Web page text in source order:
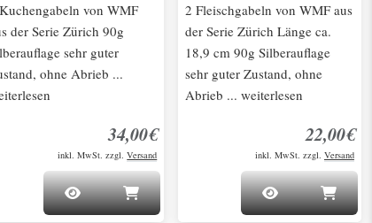
von WMF
der Serie Zürich 90g
sehr guter
ohne Abrieb ...
34,00€
inkl. MwSt. zzgl.Versand
2 Fleischgabeln von WMF aus
der Serie Zürich Länge ca.
18,9 cm 90g Silberauflage
sehr guter Zustand, ohne
Abrieb ... weiterlesen
22,00€
inkl. MwSt. zzgl. Versand